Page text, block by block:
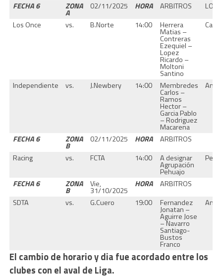
FECHA 6 ZONA
A
02/11/2025 HORA ARBITROS
Los Once
vs. B.Norte 14:00 Herrera
Matias –
Contreras
Ezequiel –
Lopez
Ricardo –
Moltoni
Santino
Independiente vs. J.Newbery 14:00 Membredes
Carlos –
Ramos
Hector –
Garcia Pablo
– Rodriguez
Macarena
FECHA 6 ZONA
B
02/11/2025 HORA
ARBITROS
Racing
vs. FCTA 14:00 A designar
Agrupación
Pehuajo
FECHA 6 ZONA
B
Vie,
31/10/2025
HORA
ARBITROS
SDTA
vs. G.Cuero 19:00 Fernandez
Jonatan –
Aguirre Jose
– Navarro
Santiago-
Bustos
Franco
El cambio de horario y dia fue acordado entre los
clubes con el aval de Liga.